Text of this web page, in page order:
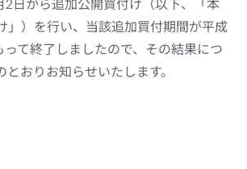
日から追加公開買付け（以下、「本
」）を行い、当該追加買付期間が平成
て終了しましたので、その結果につ
とおりお知らせいたします。